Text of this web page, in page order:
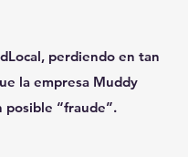
perdiendo en tan
la empresa Muddy
posible “fraude”.